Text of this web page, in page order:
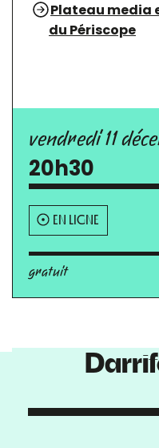
Plateau media
du Périscope
vendredi 11
20h30
EN LIGNE
gratuit